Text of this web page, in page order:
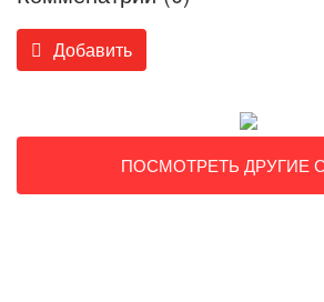
Добавить
ПОСМОТРЕТЬ ДРУГИЕ